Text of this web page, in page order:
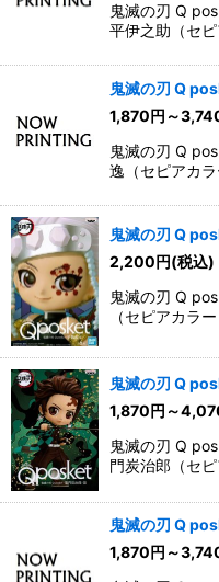
鬼滅の刃 Q
平伊之助（セ
鬼滅の刃 Q
1,870円 ～
鬼滅の刃 Q
逸（セピアカ
鬼滅の刃 Q
2,200円(税込)
鬼滅の刃 Q
（セピアカラ
鬼滅の刃 Q
1,870円 ～
鬼滅の刃 Q
門炭治郎（セ
鬼滅の刃 Q
1,870円 ～